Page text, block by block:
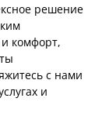
решение
комфорт,
с нами
и